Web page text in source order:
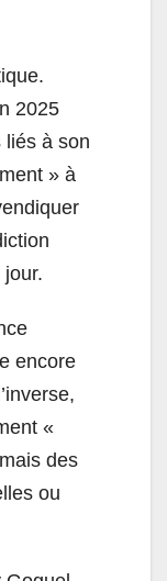
2025
liés à son
» à
encore
«
des
ou